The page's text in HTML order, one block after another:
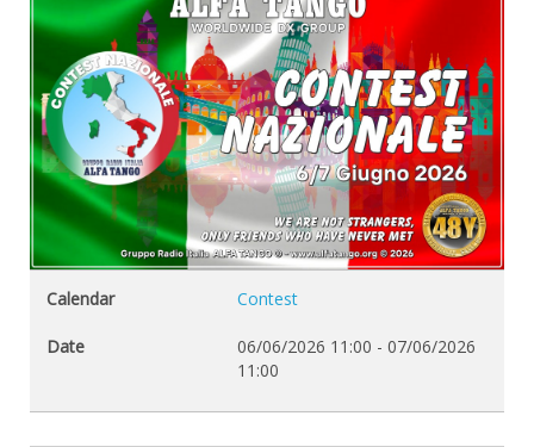
Calendar Contest
Date 06/06/2026 11:00 - 07/06/2026
11:00